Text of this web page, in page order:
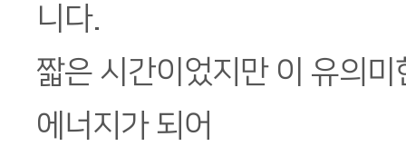
니다.
짧은 시간이었지만 이 유의
에너지가 되어